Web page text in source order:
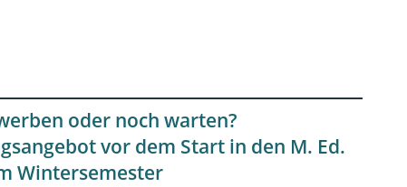
oder noch warten?
vor dem Start in den M. Ed.
Wintersemester